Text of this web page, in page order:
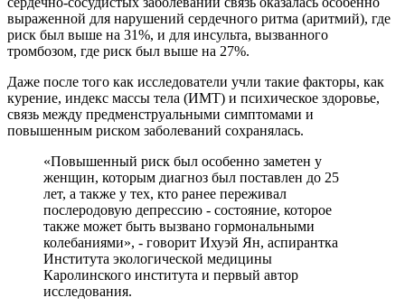
выраженной для нарушений сердечного ритма (аритмий), где
риск был выше на 31%, и для инсульта, вызванного
тромбозом, где риск был выше на 27%.
Даже после того как исследователи учли такие факторы, как
курение, индекс массы тела (ИМТ) и психическое здоровье,
связь между предменструальными симптомами и
повышенным риском заболеваний сохранялась.
«Повышенный риск был особенно заметен у
женщин, которым диагноз был поставлен до 25
лет, а также у тех, кто ранее переживал
послеродовую депрессию - состояние, которое
также может быть вызвано гормональными
колебаниями», - говорит Ихуэй Ян, аспирантка
Института экологической медицины
Каролинского института и первый автор
исследования.